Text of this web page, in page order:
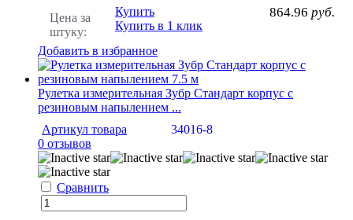
Цена за
штуку:
864.96 руб.
Купить
Купить в 1 клик
Добавить в избранное
Рулетка измерительная Зубр Cтандарт корпус с
резиновым напылением ...
Артикул товара
34016-8
0 отзывов
Сравнить